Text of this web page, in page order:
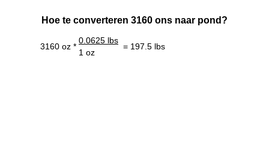
Hoe te converteren 3160 ons naar pond?
3160 oz *
0.0625 lbs
= 197.5 lbs
1 oz